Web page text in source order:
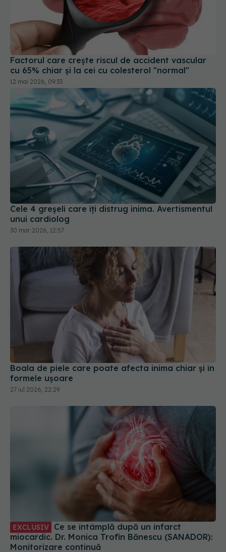
Factorul care crește riscul de accident vascular
cu 65% chiar și la cei cu colesterol "normal"
12 mai 2026, 09:33
Cele 4 greșeli care îți distrug inima. Avertismentul
unui cardiolog
30 mar 2026, 12:57
Boala de piele care poate afecta inima chiar și în
formele ușoare
27 iul 2026, 22:29
EXCLUSIV
miocardic. Dr. Monica Trofin Bănescu (SANADOR):
Monitorizare continuă